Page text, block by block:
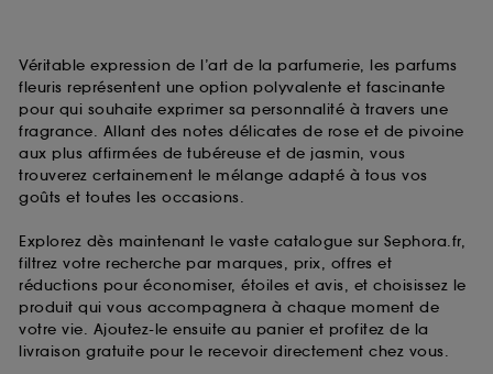
Véritable expression de l’art de la parfumerie, les parfums
fleuris représentent une option polyvalente et fascinante
pour qui souhaite exprimer sa personnalité à travers une
fragrance. Allant des notes délicates de rose et de pivoine
aux plus affirmées de tubéreuse et de jasmin, vous
trouverez certainement le mélange adapté à tous vos
goûts et toutes les occasions.
Explorez dès maintenant le vaste catalogue sur Sephora.fr,
filtrez votre recherche par marques, prix, offres et
réductions pour économiser, étoiles et avis, et choisissez le
produit qui vous accompagnera à chaque moment de
votre vie. Ajoutez-le ensuite au panier et profitez de la
livraison gratuite pour le recevoir directement chez vous.